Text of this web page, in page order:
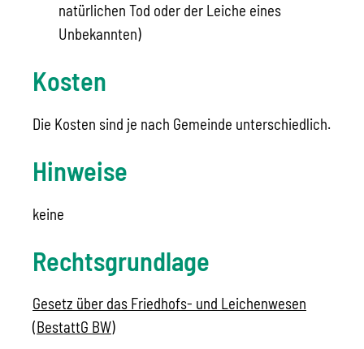
natürlichen Tod oder der Leiche eines
Unbekannten)
Kosten
Die Kosten sind je nach Gemeinde unterschiedlich.
Hinweise
keine
Rechtsgrundlage
Gesetz über das Friedhofs- und Leichenwesen
(BestattG BW)